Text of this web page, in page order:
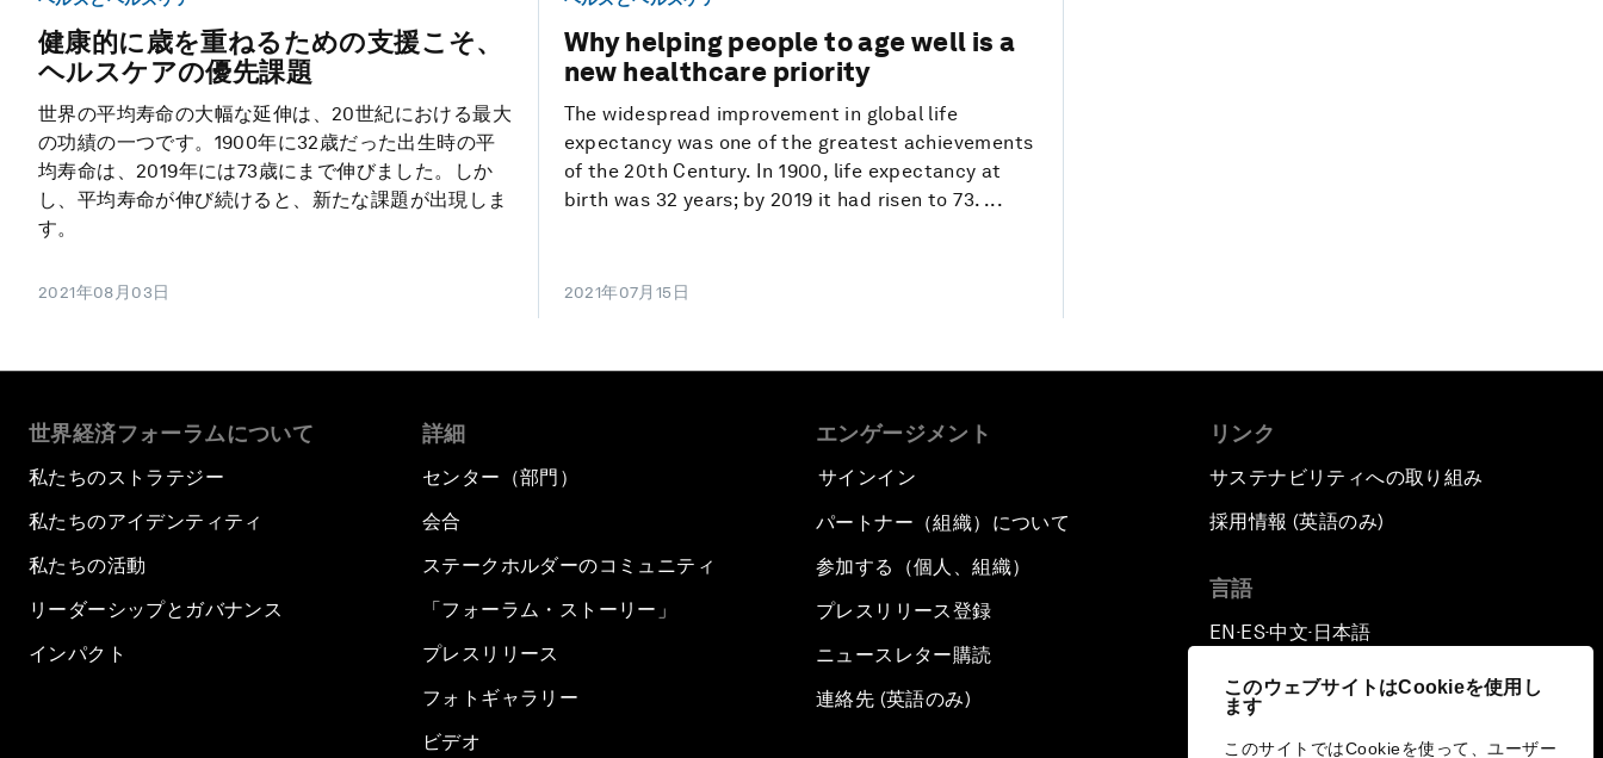
このウェブサイトはCookieを使用し
ます
このサイトではCookieを使って、ユーザー
健康的に歳を重ねるための支援こそ、
ヘルスケアの優先課題
世界の平均寿命の大幅な延伸は、20世紀における最大
の功績の一つです。1900年に32歳だった出生時の平
均寿命は、2019年には73歳にまで伸びました。しか
し、平均寿命が伸び続けると、新たな課題が出現しま
す。
2021年08月03日
Why helping people to age well is a
new healthcare priority
The widespread improvement in global life
expectancy was one of the greatest achievements
of the 20th Century. In 1900, life expectancy at
birth was 32 years; by 2019 it had risen to 73. ...
2021年07月15日
世界経済フォーラムについて
私たちのストラテジー
私たちのアイデンティティ
私たちの活動
リーダーシップとガバナンス
インパクト
詳細
センター（部門）
会合
ステークホルダーのコミュニティ
「フォーラム・ストーリー」
プレスリリース
フォトギャラリー
ビデオ
エンゲージメント
サインイン
パートナー（組織）について
参加する（個人、組織）
プレスリリース登録
ニュースレター購読
連絡先 (英語のみ)
リンク
サステナビリティへの取り組み
採用情報 (英語のみ)
言語
EN ▪ ES▪中文▪ 日本語